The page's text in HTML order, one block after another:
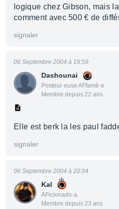
logique chez Gibson, mais
comment avec 500 € de
signaler
Dashounai
Posteur·euse AFfamé·e
Membre depuis 22 ans
06 Septembre 2004 à 19:59
Elle est berk la les paul
signaler
Kal
AFicionado·a
Membre depuis 23 ans
06 Septembre 2004 à 20:04